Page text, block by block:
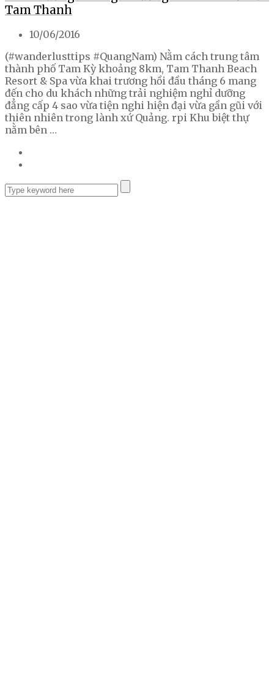
Tam Thanh
10/06/2016
(#wanderlusttips #QuangNam) Nằm cách trung tâm
thành phố Tam Kỳ khoảng 8km, Tam Thanh Beach
Resort & Spa vừa khai trương hồi đầu tháng 6 mang
đến cho du khách những trải nghiệm nghỉ dưỡng
đẳng cấp 4 sao vừa tiện nghi hiện đại vừa gần gũi với
thiên nhiên trong lành xứ Quảng. rpi Khu biệt thự
nằm bên …